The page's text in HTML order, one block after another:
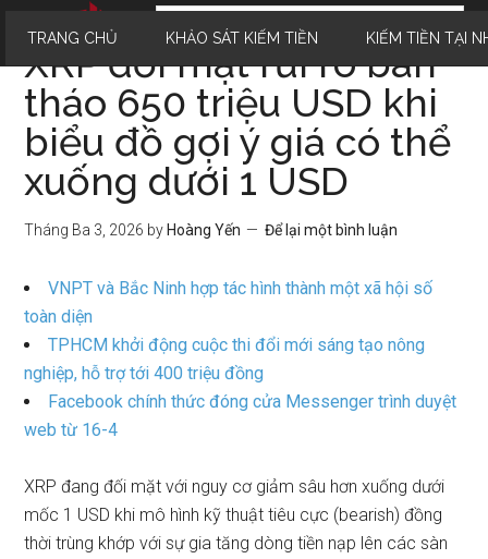
TRANG CHỦ KHẢO SÁT KIẾM TIỀN KIẾM TIỀN TẠI
XRP đối mặt rủi ro bán
tháo 650 triệu USD khi
biểu đồ gợi ý giá có thể
xuống dưới 1 USD
Tháng Ba 3, 2026 by Hoàng Yến Để lại một bình luận
VNPT và Bắc Ninh hợp tác hình thành một xã hội số
toàn diện
TPHCM khởi động cuộc thi đổi mới sáng tạo nông
nghiệp, hỗ trợ tới 400 triệu đồng
Facebook chính thức đóng cửa Messenger trình duyệt
web từ 16-4
XRP đang đối mặt với nguy cơ giảm sâu hơn xuống dưới
mốc 1 USD khi mô hình kỹ thuật tiêu cực (bearish) đồng
thời trùng khớp với sự gia tăng dòng tiền nạp lên các sàn